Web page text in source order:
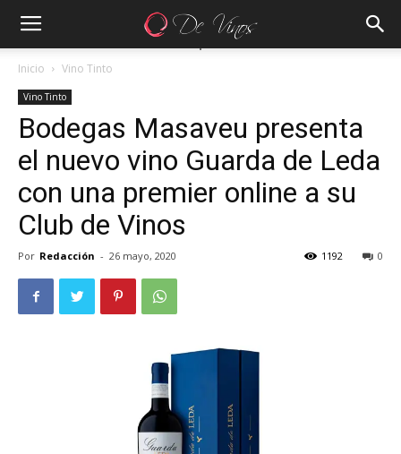
Inicio Vino Tinto
Vino Tinto
Bodegas Masaveu presenta
el nuevo vino Guarda de Leda
con una premier online a su
Club de Vinos
Por Redacción - 26 mayo, 2020 0
1192